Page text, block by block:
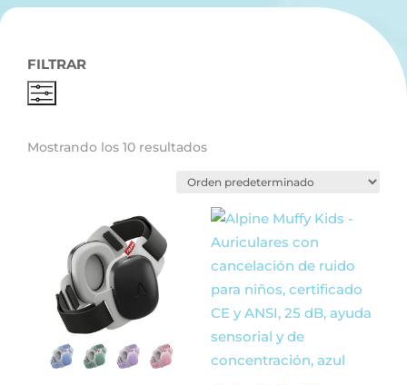
FILTRAR
Mostrando los 10 resultados